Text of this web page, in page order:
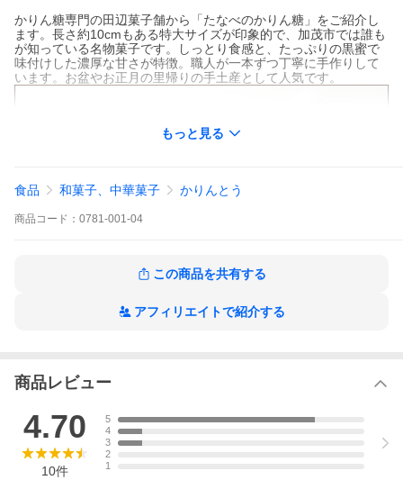
かりん糖専門の田辺菓子舗から「たなべのかりん糖」をご紹介し
ます。長さ約10cmもある特大サイズが印象的で、加茂市では誰も
が知っている名物菓子です。しっとり食感と、たっぷりの黒蜜で
味付けした濃厚な甘さが特徴。職人が一本ずつ丁寧に手作りして
います。お盆やお正月の里帰りの手土産として人気です。
もっと見る
食品 和菓子、中華菓子 かりんとう
商品 コード： 0781-001-04
この商品を共有する
アフィリエイトで紹介する
商品レビュー
4.70
10件
5
4
3
2
1